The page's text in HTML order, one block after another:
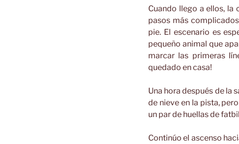
Cuando llego a ellos,
pasos más
pie. El escenario es
pequeño animal que
marcar las primeras
quedado en casa!
Una hora después de la
de nieve en la pista,
un par de huellas de
Continúo el ascenso